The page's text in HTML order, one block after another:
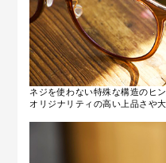
ネジを使わない特殊な構造のヒ
オリジナリティの高い上品さや